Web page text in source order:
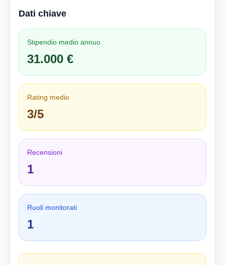
Dati chiave
Stipendio medio annuo
31.000 €
Rating medio
3/5
Recensioni
1
Ruoli monitorati
1